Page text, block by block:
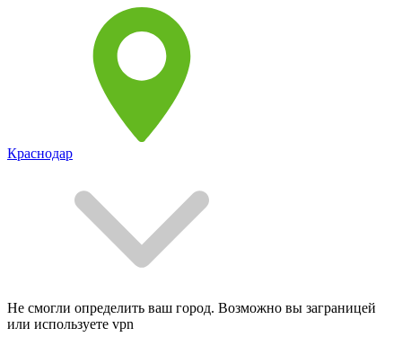
Краснодар
Не смогли определить ваш город. Возможно вы заграницей
или используете vpn